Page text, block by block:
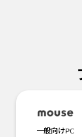
一般向けPC